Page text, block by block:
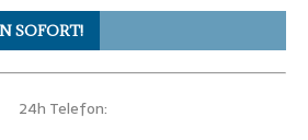
SOFORT!
24h Telefon: